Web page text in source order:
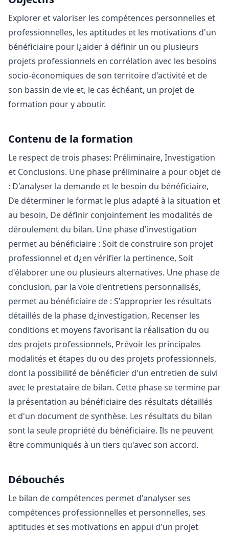
Explorer et valoriser les compétences personnelles et
professionnelles, les aptitudes et les motivations d'un
bénéficiaire pour l¿aider à définir un ou plusieurs
projets professionnels en corrélation avec les besoins
socio-économiques de son territoire d'activité et de
son bassin de vie et, le cas échéant, un projet de
formation pour y aboutir.
Contenu de la formation
Le respect de trois phases: Préliminaire, Investigation
et Conclusions. Une phase préliminaire a pour objet de
: D'analyser la demande et le besoin du bénéficiaire,
De déterminer le format le plus adapté à la situation et
au besoin, De définir conjointement les modalités de
déroulement du bilan. Une phase d'investigation
permet au bénéficiaire : Soit de construire son projet
professionnel et d¿en vérifier la pertinence, Soit
d'élaborer une ou plusieurs alternatives. Une phase de
conclusion, par la voie d'entretiens personnalisés,
permet au bénéficiaire de : S'approprier les résultats
détaillés de la phase d¿investigation, Recenser les
conditions et moyens favorisant la réalisation du ou
des projets professionnels, Prévoir les principales
modalités et étapes du ou des projets professionnels,
dont la possibilité de bénéficier d'un entretien de suivi
avec le prestataire de bilan. Cette phase se termine par
la présentation au bénéficiaire des résultats détaillés
et d'un document de synthèse. Les résultats du bilan
sont la seule propriété du bénéficiaire. Ils ne peuvent
être communiqués à un tiers qu'avec son accord.
Débouchés
Le bilan de compétences permet d'analyser ses
compétences professionnelles et personnelles, ses
aptitudes et ses motivations en appui d'un projet